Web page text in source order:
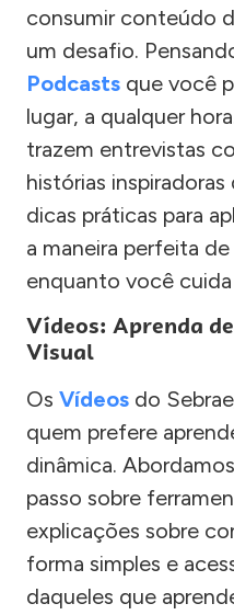
consumir conteúdo
um desafio.
Podcasts que você
lugar, a qualquer
trazem entrevistas
histórias
dicas práticas para
a maneira perfeita
enquanto você cuida
Vídeos: Aprenda
Visual
Os Vídeos do
quem prefere
dinâmica.
passo sobre
explicações sobre
forma simples e
daqueles que